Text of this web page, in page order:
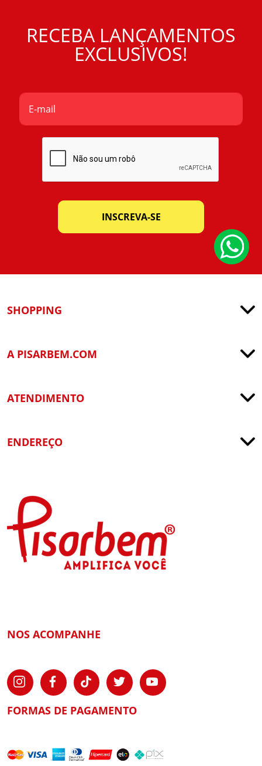
RECEBA LANÇAMENTOS
EXCLUSIVOS!
INSCREVA-SE
SHOPPING
A PISARBEM.COM
ATENDIMENTO
ENDEREÇO
NOS ACOMPANHE
FORMAS DE PAGAMENTO